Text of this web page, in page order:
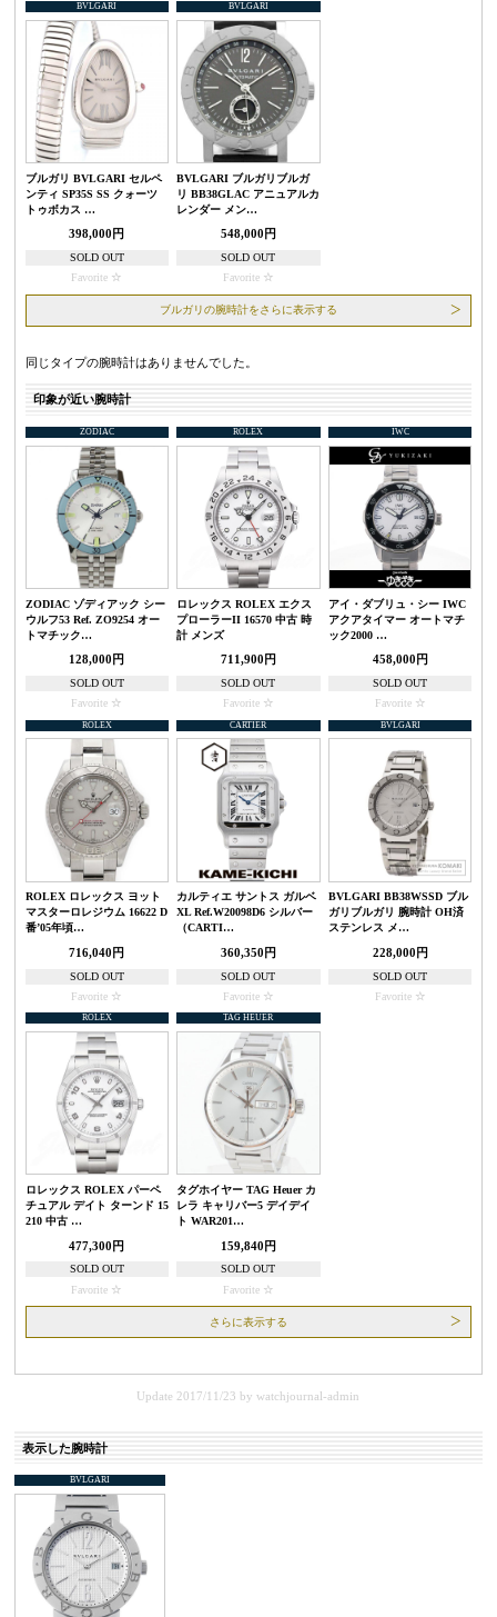
BVLGARI
ブルガリ BVLGARI セルペ
ンティ SP35S SS クォーツ
トゥボカス …
398,000円
SOLD OUT
Favorite
BVLGARI
BVLGARI ブルガリブルガ
リ BB38GLAC アニュアルカ
レンダー メン…
548,000円
SOLD OUT
Favorite
ブルガリの腕時計をさらに表示する
同じタイプの腕時計はありませんでした。
印象が近い腕時計
ZODIAC
ZODIAC ゾディアック シー
ウルフ53 Ref. ZO9254 オー
トマチック…
128,000円
SOLD OUT
Favorite
ROLEX
ロレックス ROLEX エクス
プローラーII 16570 中古 時
計 メンズ
711,900円
SOLD OUT
Favorite
IWC
アイ・ダブリュ・シー IWC
アクアタイマー オートマチ
ック2000 …
458,000円
SOLD OUT
Favorite
ROLEX
ROLEX ロレックス ヨット
マスターロレジウム 16622 D
番’05年頃…
716,040円
SOLD OUT
Favorite
CARTIER
カルティエ サントス ガルベ
XL Ref.W20098D6 シルバー
（CARTI…
360,350円
SOLD OUT
Favorite
BVLGARI
BVLGARI BB38WSSD ブル
ガリブルガリ 腕時計 OH済
ステンレス メ…
228,000円
SOLD OUT
Favorite
ROLEX
ロレックス ROLEX パーペ
チュアル デイト ターンド 15
210 中古 …
477,300円
SOLD OUT
Favorite
TAG HEUER
タグホイヤー TAG Heuer カ
レラ キャリバー5 デイデイ
ト WAR201…
159,840円
SOLD OUT
Favorite
さらに表示する
Update 2017/11/23 bywatchjournal-admin
表示した腕時計
BVLGARI